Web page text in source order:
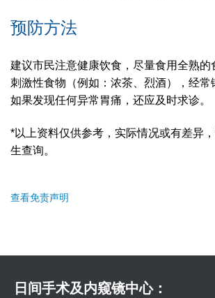
预防方法
建议市民注意健康饮食，尽量食用全熟的
刺激性食物（例如：浓茶、烈酒），经常
如果发现任何异常胃痛，还应及时求诊。
*以上资料仅供参考，实际情况或有差异
生查询。
查看免责声明
日间手术及内窥镜中心：